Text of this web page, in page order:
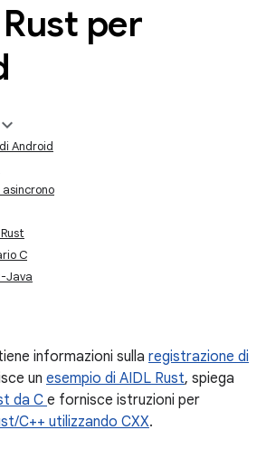
per
Android
asincrono
C
Java
informazioni sulla registrazione di
un esempio di AIDL Rust, spiega
da C e fornisce istruzioni per
C++ utilizzando CXX.